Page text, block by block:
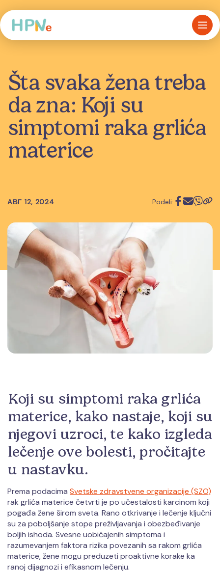
Šta svaka žena treba
da zna: Koji su
simptomi raka grlića
materice
АВГ 12, 2024 Podeli:
Koji su simptomi raka grlića
materice, kako nastaje, koji su
njegovi uzroci, te kako izgleda
lečenje ove bolesti, pročitajte
u nastavku.
Prema podacima Svetske zdravstvene organizacije (SZO)
rak grlića materice četvrti je po učestalosti karcinom koji
pogađa žene širom sveta. Rano otkrivanje i lečenje ključni
su za poboljšanje stope preživljavanja i obezbeđivanje
boljih ishoda. Svesne uobičajenih simptoma i
razumevanjem faktora rizika povezanih sa rakom grlića
materice, žene mogu preduzeti proaktivne korake ka
ranoj dijagnozi i efikasnom lečenju.